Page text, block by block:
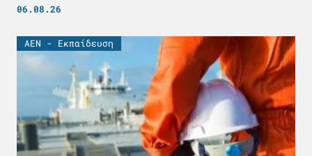
06.08.26
ΑΕΝ - Εκπαίδευση